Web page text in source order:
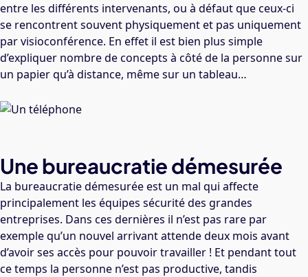
entre les différents intervenants, ou à défaut que ceux-ci
se rencontrent souvent physiquement et pas uniquement
par visioconférence. En effet il est bien plus simple
d’expliquer nombre de concepts à côté de la personne sur
un papier qu’à distance, même sur un tableau…
Une bureaucratie démesurée
La bureaucratie démesurée est un mal qui affecte
principalement les équipes sécurité des grandes
entreprises. Dans ces dernières il n’est pas rare par
exemple qu’un nouvel arrivant attende deux mois avant
d’avoir ses accès pour pouvoir travailler ! Et pendant tout
ce temps la personne n’est pas productive, tandis